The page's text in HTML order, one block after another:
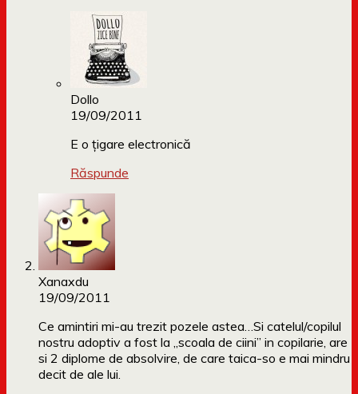
Dollo
19/09/2011
E o țigare electronică
Răspunde
Xanaxdu
19/09/2011
Ce amintiri mi-au trezit pozele astea…Si catelul/copilul
nostru adoptiv a fost la „scoala de ciini” in copilarie, are
si 2 diplome de absolvire, de care taica-so e mai mindru
decit de ale lui.